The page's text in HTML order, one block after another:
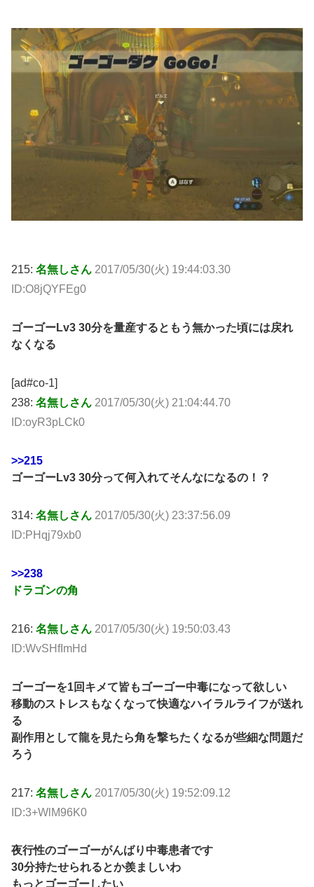
215: 名無しさん 2017/05/30(火) 19:44:03.30
ID:O8jQYFEg0
ゴーゴーLv3 30分を量産するともう無かった頃には戻れ
なくなる
[ad#co-1]
238: 名無しさん 2017/05/30(火) 21:04:44.70
ID:oyR3pLCk0
>>215
ゴーゴーLv3 30分って何入れてそんなになるの！？
314: 名無しさん 2017/05/30(火) 23:37:56.09
ID:PHqj79xb0
>>238
ドラゴンの角
216: 名無しさん 2017/05/30(火) 19:50:03.43
ID:WvSHfImHd
ゴーゴーを1回キメて皆もゴーゴー中毒になって欲しい
移動のストレスもなくなって快適なハイラルライフが送れ
る
副作用として龍を見たら角を撃ちたくなるが些細な問題だ
ろう
217: 名無しさん 2017/05/30(火) 19:52:09.12
ID:3+WlM96K0
夜行性のゴーゴーがんばり中毒患者です
30分持たせられるとか羨ましいわ
もっとゴーゴーしたい